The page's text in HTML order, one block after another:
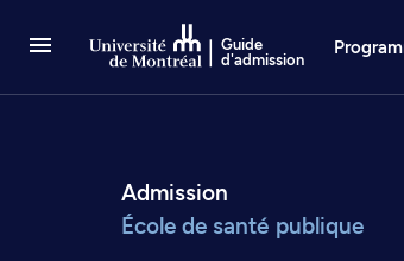
Guide
d'admission
Admission
École de santé publique